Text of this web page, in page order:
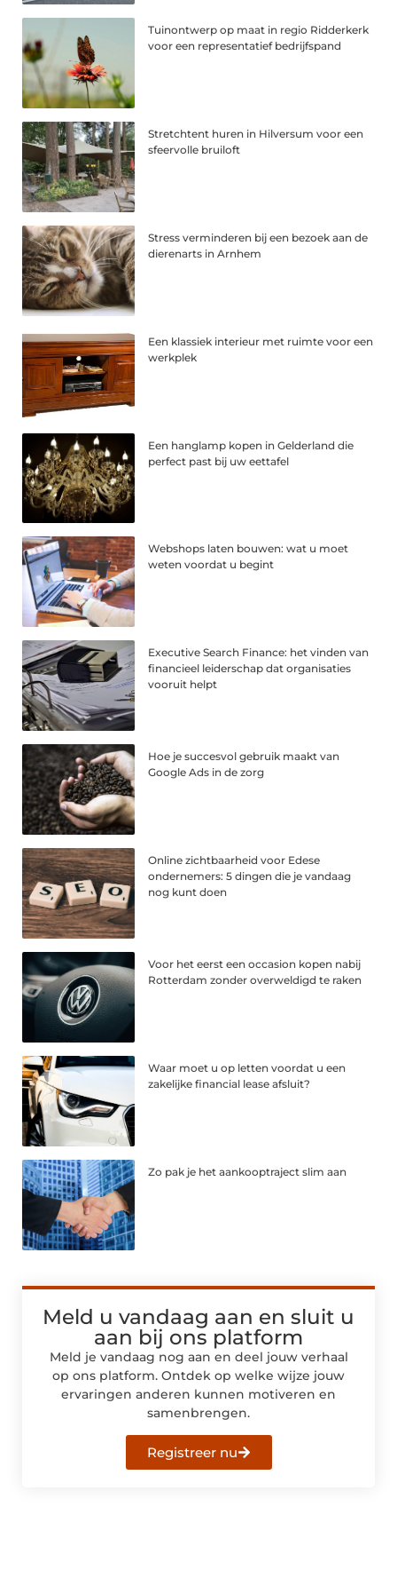
Tuinontwerp op maat in regio Ridderkerk
voor een representatief bedrijfspand
Stretchtent huren in Hilversum voor een
sfeervolle bruiloft
Stress verminderen bij een bezoek aan de
dierenarts in Arnhem
Een klassiek interieur met ruimte voor een
werkplek
Een hanglamp kopen in Gelderland die
perfect past bij uw eettafel
Webshops laten bouwen: wat u moet
weten voordat u begint
Executive Search Finance: het vinden van
financieel leiderschap dat organisaties
vooruit helpt
Hoe je succesvol gebruik maakt van
Google Ads in de zorg
Online zichtbaarheid voor Edese
ondernemers: 5 dingen die je vandaag
nog kunt doen
Voor het eerst een occasion kopen nabij
Rotterdam zonder overweldigd te raken
Waar moet u op letten voordat u een
zakelijke financial lease afsluit?
Zo pak je het aankooptraject slim aan
Meld u vandaag aan en sluit u
aan bij ons platform
Meld je vandaag nog aan en deel jouw verhaal
op ons platform. Ontdek op welke wijze jouw
ervaringen anderen kunnen motiveren en
samenbrengen.
Registreer nu